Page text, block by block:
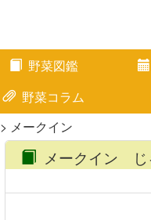
野菜図鑑
野菜コラム
> メークイン
メークイン